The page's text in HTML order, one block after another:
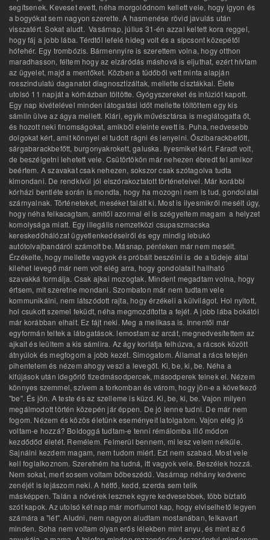
segítsenek. Keveset evett, néha morgolódnom kellett vele, hogy igyon és
a bogyókat sem nagyon szerette. A hasmenése rövid javulás után
visszatért. Sokat aludt. Vasárnap, július 31-én azzal keltett kora reggel,
hogy fáj a jobb lába. Térdtől lefelé hideg volt és a sípcsont közepétől
hófehér. Egy trombózis. Bármennyire is szerettem volna, hogy otthon
maradhasson, féltem hogy az elzáródás máshová is eljuthat, ezért hívtam
az ügyelet, majd a mentőket. Közben a tüdőből vett minta alapján
rosszindulatú daganatot diagnosztizáltak, mellette cisztákkal. Élete
utolsó 11 napját a kórházban töltötte. Gyógyszereket és infúziót kapott.
Egy nap kivételével minden látogatási időt mellette töltöttem egy kis
sámlin ülve az ágya mellett. Klári, egyik művésztársa is meglátogatta őt,
és hozott neki finomságokat, amikből eleinte evett is. Puha, nedvesebb
dolgokat kért, amit könnyel el tudott rágni és lenyelni. Őszibarackbefőtt,
sárgabarackbefőtt, burgonyakrokett, galuska. Ilyesmiket kért. Fáradt volt,
de beszélgetni lehetett vele. Csütörtökön már nehezen ébredt fel amikor
beértem. A szavakat csak nehezen, sokszor csak szótagolva tudta
kimondani. De rendkívül jól elszórakoztatott történeteivel. Már korábbi
kórházi bentléte során is mondta, hogy ha mozogni nem is tud, gondolatai
szárnyalnak. Történeteket, meséket talált ki. Most is ilyesmikről mesélt úgy,
hogy néha felkacagtam, amitől azonnal el is szégyeltem magam a helyzet
komolysága miatt. Egy illegális nemzetközi csupaszmacska
kereskedőhálózat ügyetlenkedéseiről és egy mindig lebukó
autótolvajbandáról számolt be. Másnap, pénteken már nem mesélt.
Érzékelte, hogy mellette vagyok és próbált beszélni is de a tüdeje által
kilehet levegő már nem volt elég arra, hogy gondolatait hallható
szavakká formálja. Csak ajkai mozogtak. Mindent megadtam volna, hogy
értsem, mit szeretne mondani. Szombaton már nem tudtam vele
kommunikálni, nem látszódott rajta, hogy érzékeli a külvilágot. Hol nyitott,
hol csukott szemel feküdt, néha megmozdította a fejét. A jobb lába bokától
már korábban elhalt. Ez fájt neki. Meg a mellkasa is. Innentől már
egyformán teltek a látogatások. lemostam az arcát, megnedvesítettem az
ajkait és leültem a kis sámlira. Az ágy korlátja felhúzva, a rácsok között
átnyúlok és megfogom a jobb kezét. Simogatom. Államat a rács tetején
pihentetem és nézem ahogy veszi a levegőt. Ki, be, ki, be. Néha a
kifújások után idegőrlő tizedmásodpercek, másodperek telnek el. Nézem
könnyes szemmel, szívem a torkomban és várom, hogy jön-e a következő
"be". És jön. A teste és az szelleme is küzd. Ki, be, ki, be. Vajon milyen
megálmodott történ közepén jár éppen. De jó lenne tudni. De már nem
fogom. Nézem és közös életünk eseményeit latolgatom. Vajon elég jó
voltam-e hozzá? Boldoggá tudtam-e tenni rémálomba illő módon
kezdődőd életét. Remélem. Felmerül bennem, mi lesz velem nélküle.
Sajnálni kezdem magam, nem tudom miért. Ezt nem szabad. Most vele
kell foglalkoznom. Szeretném ha tudná, itt vagyok vele. Beszélek hozzá.
Nem sokat, mert sosem voltam bőbeszédű. Vasárnap néhány kedvenc
zenéjét is lejászom neki. A hétfő, kedd, szerda sem telik
másképpen. Talán a nővérek lesznek egyre kedvesebbek, több bíztató
szót kapok. Az utolsó két nap már morfiumot kap, hogy elviselhető legyen
számára a "lét". Aludni, nem nagyon aludtam mostanában, felkavart
minden. Soha nem voltam olyan erős lélekben mint anyu, és mint az ő